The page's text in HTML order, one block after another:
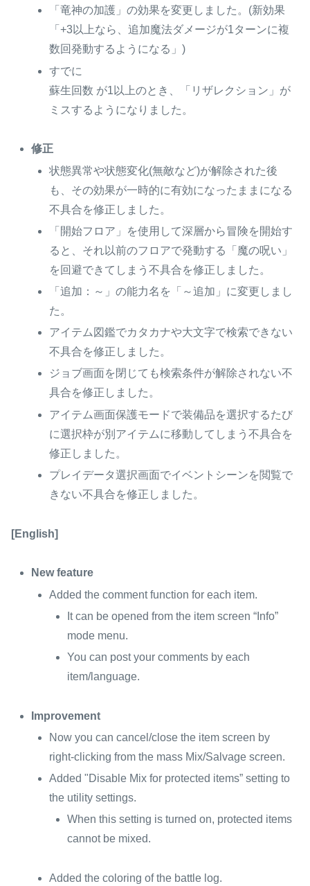
「竜神の加護」の効果を変更しました。(新効果
「+3以上なら、追加魔法ダメージが1ターンに複
数回発動するようになる」)
すでに
蘇生回数 が1以上のとき、「リザレクション」が
ミスするようになりました。
修正
状態異常や状態変化(無敵など)が解除された後
も、その効果が一時的に有効になったままになる
不具合を修正しました。
「開始フロア」を使用して深層から冒険を開始す
ると、それ以前のフロアで発動する「魔の呪い」
を回避できてしまう不具合を修正しました。
「追加：～」の能力名を「～追加」に変更しまし
た。
アイテム図鑑でカタカナや大文字で検索できない
不具合を修正しました。
ジョブ画面を閉じても検索条件が解除されない不
具合を修正しました。
アイテム画面保護モードで装備品を選択するたび
に選択枠が別アイテムに移動してしまう不具合を
修正しました。
プレイデータ選択画面でイベントシーンを閲覧で
きない不具合を修正しました。
[English]
New feature
Added the comment function for each item.
It can be opened from the item screen “Info”
mode menu.
You can post your comments by each
item/language.
Improvement
Now you can cancel/close the item screen by
right-clicking from the mass Mix/Salvage screen.
Added "Disable Mix for protected items” setting to
the utility settings.
When this setting is turned on, protected items
cannot be mixed.
Added the coloring of the battle log.